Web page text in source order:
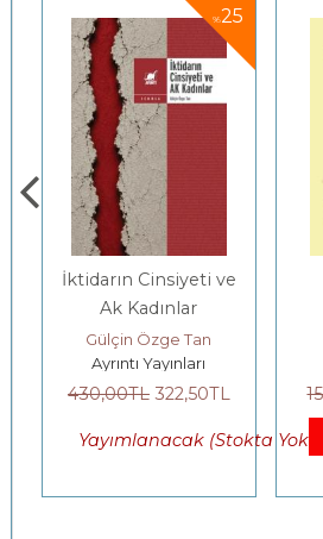
%25
İktidarın Cinsiyeti ve
Ak Kadınlar
Gülçin Özge Tan
Ayrıntı Yayınları
,00TL 322,50TL
Yayımlanacak (Stokta Yok)